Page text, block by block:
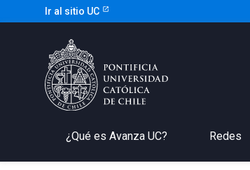
Ir al sitio UC
¿Qué es Avanza UC? Redes